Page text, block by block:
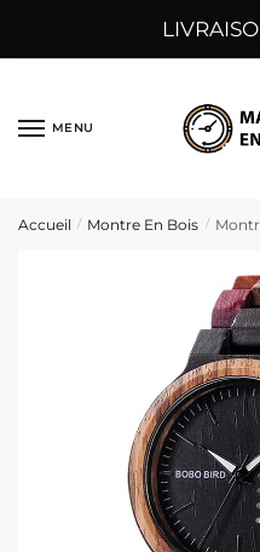
MENU
Accueil / Montre En Bois /